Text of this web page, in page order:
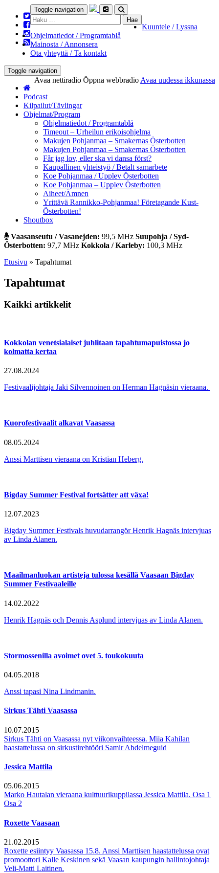
Toggle navigation
Haku:
Kuuntele / Lyssna
Ohjelmatiedot / Programtablå
Mainosta / Annonsera
Ota yhteyttä / Ta kontakt
Toggle navigation
Avaa nettiradio Öppna webbradio Avaa uudessa ikkunassa
Podcast
Kilpailut/Tävlingar
Ohjelmat/Program
Ohjelmatiedot / Programtablå
Timeout – Urheilun erikoisohjelma
Makujen Pohjanmaa – Smakernas Österbotten
Makujen Pohjanmaa – Smakernas Österbotten
Får jag lov, eller ska vi dansa först?
Kaupallinen yhteistyö / Betalt samarbete
Koe Pohjanmaa / Upplev Österbotten
Koe Pohjanmaa – Upplev Österbotten
Aiheet/Ämnen
Yrittävä Rannikko-Pohjanmaa! Företagande Kust-
Österbotten!
Shoutbox
Vaasanseutu / Vasanejden: 99,5 MHz Suupohja / Syd-
Österbotten: 97,7 MHz Kokkola / Karleby: 100,3 MHz
Etusivu » Tapahtumat
Tapahtumat
Kaikki artikkelit
Kokkolan venetsialaiset juhlitaan tapahtumapuistossa jo
kolmatta kertaa
27.08.2024
Festivaalijohtaja Jaki Silvennoinen on Herman Hagnäsin vieraana.
Kuorofestivaalit alkavat Vaasassa
08.05.2024
Anssi Marttisen vieraana on Kristian Heberg.
Bigday Summer Festival fortsätter att växa!
12.07.2023
Bigday Summer Festivals huvudarrangör Henrik Hagnäs intervjuas
av Linda Alanen.
Maailmanluokan artisteja tulossa kesällä Vaasaan Bigday
Summer Festivaaleille
14.02.2022
Henrik Hagnäs och Dennis Asplund intervjuas av Linda Alanen.
Stormossenilla avoimet ovet 5. toukokuuta
04.05.2018
Anssi tapasi Nina Lindmanin.
Sirkus Tähti Vaasassa
10.07.2015
Sirkus Tähti on Vaasassa nyt viikonvaihteessa. Miia Kahilan
haastattelussa on sirkustirehtööri Samir Abdelmeguid
Jessica Mattila
05.06.2015
Marko Hautalan vieraana kulttuurikuppilassa Jessica Mattila. Osa 1
Osa 2
Roxette Vaasaan
21.02.2015
Roxette esiintyy Vaasassa 15.8. Anssi Marttisen haastattelussa ovat
promoottori Kalle Keskinen sekä Vaasan kaupungin hallintojohtaja
Veli-Matti Laitinen.